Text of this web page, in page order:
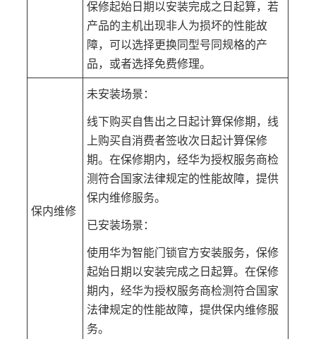
保修起始日期以安装完成之日起算，若
产品的主机出现非人为损坏的性能故
障，可以选择更换同型号同规格的产
品，或者选择免费修理。
保内维修
未安装场景：
线下购买自售出之日起计算保修期，线
上购买自消费者签收次日起计算保修
期。在保修期内，经华为授权服务商检
测符合国家法律规定的性能故障，提供
保内维修服务。
已安装场景：
使用华为智能门锁官方安装服务，保修
起始日期以安装完成之日起算。在保修
期内，经华为授权服务商检测符合国家
法律规定的性能故障，提供保内维修服
务。